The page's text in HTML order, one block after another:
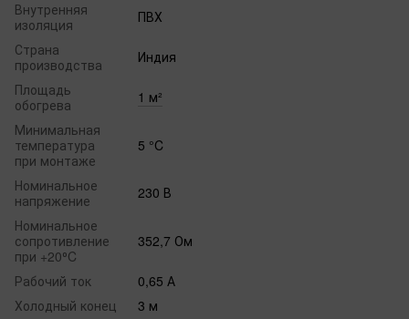
Внутренняя
изоляция
ПВХ
Страна
производства
Индия
Площадь
обогрева
1 м²
Минимальная
температура
при монтаже
5 °C
Номинальное
напряжение
230 В
Номинальное
сопротивление
при +20⁰C
352,7 Ом
Рабочий ток
0,65 А
Холодный конец
3 м